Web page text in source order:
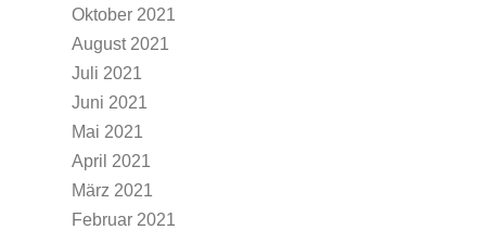
Oktober 2021
August 2021
Juli 2021
Juni 2021
Mai 2021
April 2021
März 2021
Februar 2021